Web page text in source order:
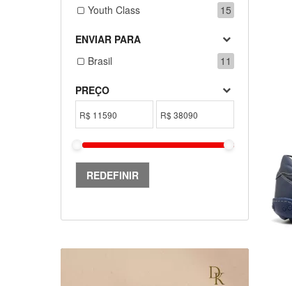
Youth Class
15
ENVIAR PARA
Brasil
11
PREÇO
R$ R$
REDEFINIR